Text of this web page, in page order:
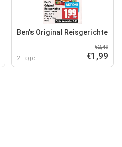
Ben's Original Reisgerichte
2 Tage
€2,49
€1,99